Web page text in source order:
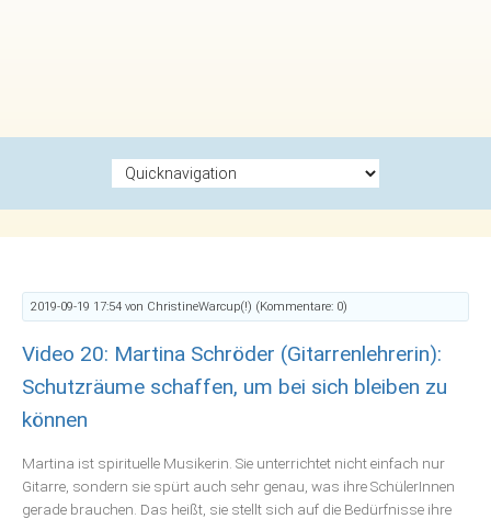
2019-09-19 17:54 von ChristineWarcup(!) (Kommentare: 0)
Video 20: Martina Schröder (Gitarrenlehrerin):
Schutzräume schaffen, um bei sich bleiben zu
können
Martina ist spirituelle Musikerin. Sie unterrichtet nicht einfach nur
Gitarre, sondern sie spürt auch sehr genau, was ihre SchülerInnen
gerade brauchen. Das heißt, sie stellt sich auf die Bedürfnisse ihre